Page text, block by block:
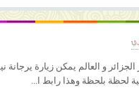
و العالم يمكن زيارة يرجانة
لحظة بلحظة وهذا رابط ا...